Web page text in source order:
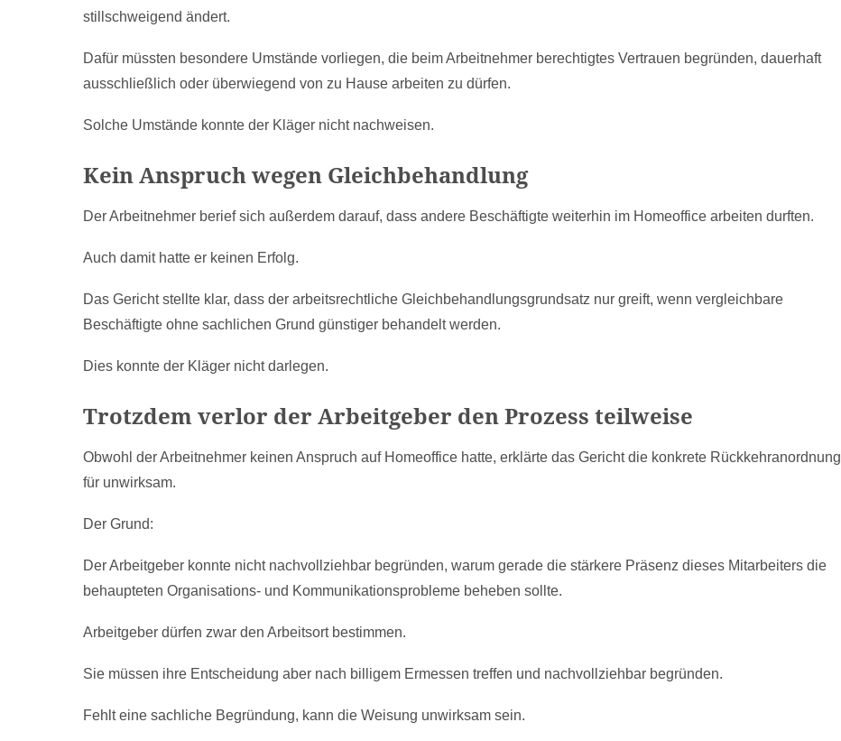
stillschweigend ändert.
Dafür müssten besondere Umstände vorliegen, die beim Arbeitnehmer berechtigtes Vertrauen begründen, dauerhaft
ausschließlich oder überwiegend von zu Hause arbeiten zu dürfen.
Solche Umstände konnte der Kläger nicht nachweisen.
Kein Anspruch wegen Gleichbehandlung
Der Arbeitnehmer berief sich außerdem darauf, dass andere Beschäftigte weiterhin im Homeoffice arbeiten durften.
Auch damit hatte er keinen Erfolg.
Das Gericht stellte klar, dass der arbeitsrechtliche Gleichbehandlungsgrundsatz nur greift, wenn vergleichbare
Beschäftigte ohne sachlichen Grund günstiger behandelt werden.
Dies konnte der Kläger nicht darlegen.
Trotzdem verlor der Arbeitgeber den Prozess teilweise
Obwohl der Arbeitnehmer keinen Anspruch auf Homeoffice hatte, erklärte das Gericht die konkrete Rückkehranordnung
für unwirksam.
Der Grund:
Der Arbeitgeber konnte nicht nachvollziehbar begründen, warum gerade die stärkere Präsenz dieses Mitarbeiters die
behaupteten Organisations- und Kommunikationsprobleme beheben sollte.
Arbeitgeber dürfen zwar den Arbeitsort bestimmen.
Sie müssen ihre Entscheidung aber nach billigem Ermessen treffen und nachvollziehbar begründen.
Fehlt eine sachliche Begründung, kann die Weisung unwirksam sein.